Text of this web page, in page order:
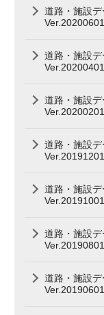
道路・施設
Ver.20200601
道路・施設
Ver.20200401
道路・施設
Ver.20200201
道路・施設
Ver.20191201
道路・施設
Ver.20191001
道路・施設
Ver.20190801
道路・施設
Ver.20190601